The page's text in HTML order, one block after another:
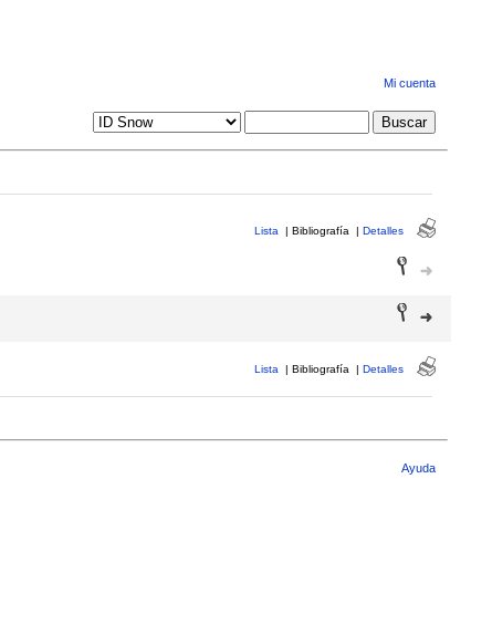
Mi cuenta
Lista | Bibliografía | Detalles
Lista | Bibliografía | Detalles
Ayuda